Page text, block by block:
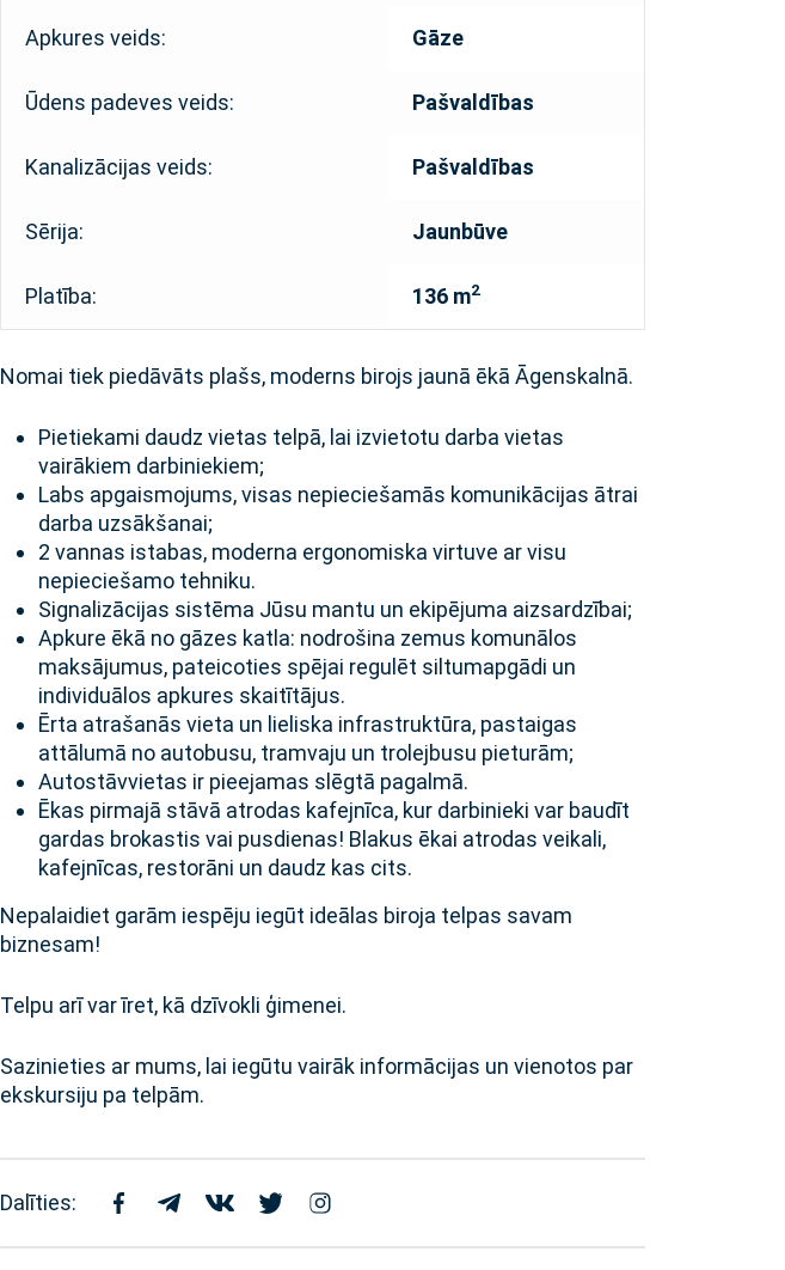
Apkures veids: Gāze
Ūdens padeves veids: Pašvaldības
Kanalizācijas veids: Pašvaldības
Sērija: Jaunbūve
Platība: 136 m2
Nomai tiek piedāvāts plašs, moderns birojs jaunā ēkā Āgenskalnā.
Pietiekami daudz vietas telpā, lai izvietotu darba vietas
vairākiem darbiniekiem;
Labs apgaismojums, visas nepieciešamās komunikācijas ātrai
darba uzsākšanai;
2 vannas istabas, moderna ergonomiska virtuve ar visu
nepieciešamo tehniku.
Signalizācijas sistēma Jūsu mantu un ekipējuma aizsardzībai;
Apkure ēkā no gāzes katla: nodrošina zemus komunālos
maksājumus, pateicoties spējai regulēt siltumapgādi un
individuālos apkures skaitītājus.
Ērta atrašanās vieta un lieliska infrastruktūra, pastaigas
attālumā no autobusu, tramvaju un trolejbusu pieturām;
Autostāvvietas ir pieejamas slēgtā pagalmā.
Ēkas pirmajā stāvā atrodas kafejnīca, kur darbinieki var baudīt
gardas brokastis vai pusdienas! Blakus ēkai atrodas veikali,
kafejnīcas, restorāni un daudz kas cits.
Nepalaidiet garām iespēju iegūt ideālas biroja telpas savam
biznesam!
Telpu arī var īret, kā dzīvokli ģimenei.
Sazinieties ar mums, lai iegūtu vairāk informācijas un vienotos par
ekskursiju pa telpām.
Dalīties: